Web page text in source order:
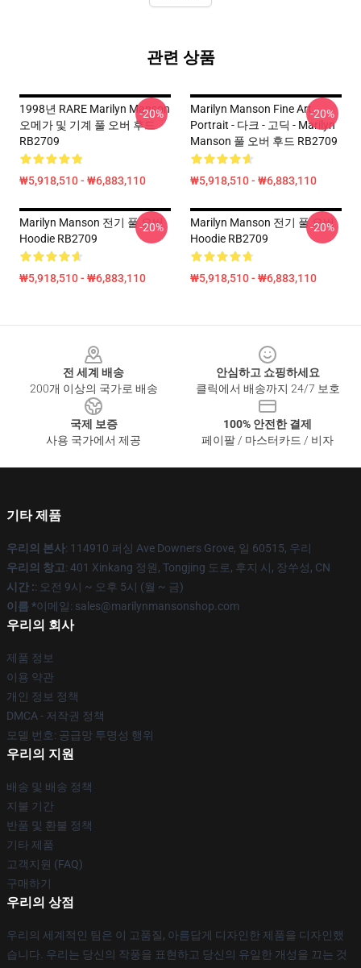
관련 상품
1998년 RARE Marilyn Manson
오메가 및 기계 풀 오버 후드
RB2709
₩5,918,510 - ₩6,883,110
-20%
Marilyn Manson Fine Art
Portrait - 다크 - 고딕 - Marilyn
Manson 풀 오버 후드 RB2709
₩5,918,510 - ₩6,883,110
-20%
Marilyn Manson 전기 풀 오버
Hoodie RB2709
₩5,918,510 - ₩6,883,110
-20%
Marilyn Manson 전기 풀 오버
Hoodie RB2709
₩5,918,510 - ₩6,883,110
-20%
전 세계 배송
200개 이상의 국가로 배송
안심하고 쇼핑하세요
클릭에서 배송까지 24/7 보호
국제 보증
사용 국가에서 제공
100% 안전한 결제
페이팔 / 마스터카드 / 비자
기타 제품
우리의 본사: 114910 퍼싱 Ave Downers Grove, 일 60515, 우리
우리의 창고: 401 Xinkang 정원, Tongjing 도로, 후지 시, 장쑤성, CN
시간 :: 오전 9시 ~ 오후 5시 (월 ~ 금)
이름 *이메일: sales@marilynmansonshop.com
우리의 회사
제품 정보
이용 약관
개인 정보 정책
DMCA - 저작권 정책
모델 번호: 공급망 투명성 행위
우리의 지원
배송 및 배송 정책
지불 기간
반품 및 환불 정책
기타 제품
고객지원 (FAQ)
구매하기
우리의 상점
우리의 세계적인 팀은 이 고품질, 아름답게 디자인한 제품을 디자인했
습니다. 우리는 당신의 작풍을 표현하고 당신의 유일한 개성을 끄는 것